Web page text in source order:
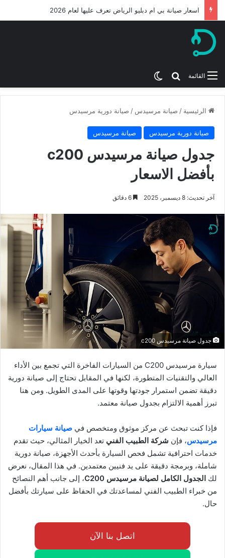
ميكانيكي بي ام دبليو من افضل ورشة بي ام الرياض 2026
القائمة بحث عن
الرئيسية / صيانة مرسيدس / صيانة دورية مرسيدس
صيانة دورية مرسيدس صيانة مرسيدس
جدول صيانة مرسيدس c200
بأفضل الاسعار
آخر تحديث: 8 ديسمبر، 2025
جدول صيانة مرسيدس c200
سيارة مرسيدس C200 من السيارات الفاخرة التي تجمع بين الأداء
العالي والتقنيات المتطورة، لكنها في المقابل تحتاج إلى صيانة دورية
دقيقة تضمن استمرار جودتها وقوتها على المدى الطويل. ومن هنا
تبرز أهمية الالتزام بجدول صيانة معتمد.
فإذا كنت تبحث عن مركز موثوق ومتخصص في صيانة سيارات
مرسيدس، فإن شركة الطبيب الفني تعد الخيار المثالي، حيث تقدم
خدمات احترافية تشمل فحص السيارة بأحدث الأجهزة، صيانة دورية
شاملة، وبرمجة دقيقة على يد فنيين معتمدين. في هذا المقال، نعرض
لك الجدول الكامل لصيانة مرسيدس C200
، إلى جانب أهم النصائح
من خبراء الطبيب الفني لمساعدتك في الحفاظ على سيارتك بأفضل
حال.
اتصل بنا الآن